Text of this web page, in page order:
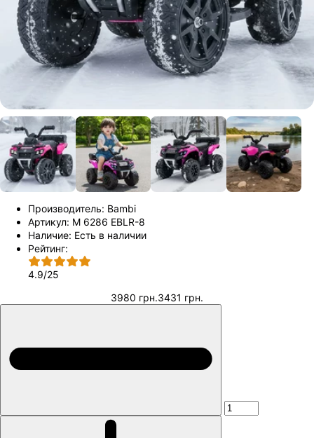
Производитель: Bambi
Артикул: M 6286 EBLR-8
Наличие: Есть в наличии
Рейтинг:
4.9/25
3980 грн.3431 грн.